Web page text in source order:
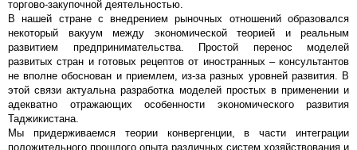
торгово-закупочной деятельностью.
В нашей стране с внедрением рыночных отношений образовался
некоторый вакуум между экономической теорией и реальным
развитием предпринимательства. Простой перенос моделей
развитых стран и готовых рецептов от иностранных – консультантов
не вполне обоснован и приемлем, из-за разных уровней развития. В
этой связи актуальна разработка моделей простых в применении и
адекватно отражающих особенности экономического развития
Таджикистана.
Мы придерживаемся теории конвергенции, в части интеграции
положительного прошлого опыта различных систем хозяйствования и